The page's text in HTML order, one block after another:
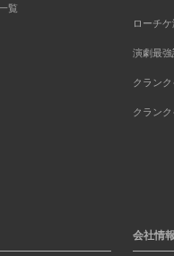
覧
ローチケ
演劇最強
クランク
クラン
会社情報